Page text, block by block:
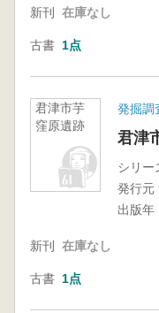
新刊 在庫なし
古書 1点
君津市芋
窪原遺跡
発掘調
君津
シリー
発行元
出版年
新刊 在庫なし
古書 1点